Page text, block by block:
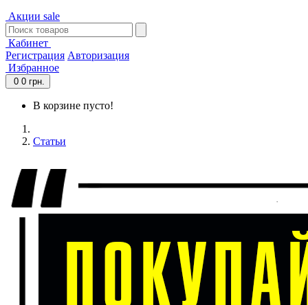
Акции sale
Кабинет
Регистрация Авторизация
Избранное
0 0 грн.
В корзине пусто!
Статьи